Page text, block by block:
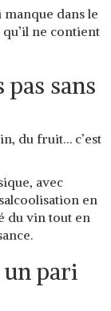
dans le
ne contient
sans
du fruit… c’est
avec
en
du vin tout en
pari